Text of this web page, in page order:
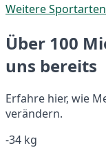
Weitere Sportarten
Über 100
uns bereits
Erfahre hier, wie
verändern.
-34 kg